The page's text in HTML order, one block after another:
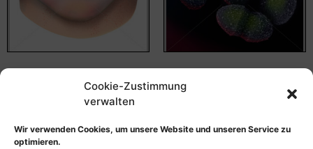
Cookie-Zustimmung
verwalten
Wir verwenden Cookies, um unsere Website und unseren Service zu
optimieren.
Erdbeerzunge nach
Bildnummer: 4398
Auslöser einer
Streptokokken-Infektion